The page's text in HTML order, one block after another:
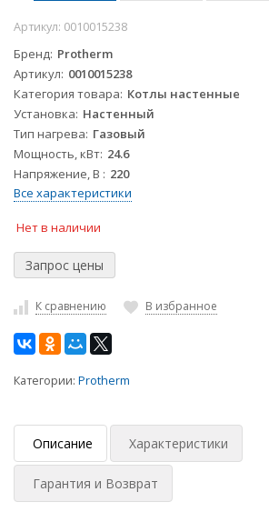
Артикул: 0010015238
Бренд Protherm
Артикул 0010015238
Категория товара Котлы настенные
Установка Настенный
Тип нагрева Газовый
Мощность, кВт 24.6
Напряжение, В
220
Все характеристики
Нет в наличии
К сравнению В избранное
Категории: Protherm
Описание Характеристики
Гарантия и Возврат